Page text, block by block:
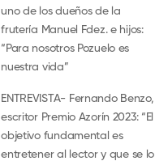
uno de los dueños de la
frutería Manuel Fdez. e hijos:
“Para nosotros Pozuelo es
nuestra vida”
ENTREVISTA- Fernando Benzo,
escritor Premio Azorín 2023: “El
objetivo fundamental es
entretener al lector y que se lo